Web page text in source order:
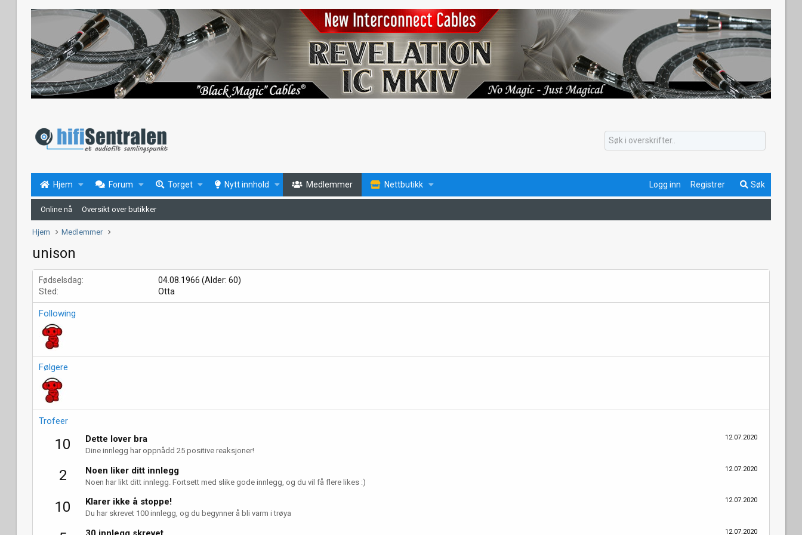
Hjem Forum Torget Nytt innhold Medlemmer Nettbutikk Logg inn Registrer Søk
Online nå Oversikt over butikker
Hjem Medlemmer
unison
Fødselsdag
04.08.1966 (Alder: 60)
Sted
Otta
Following
Følgere
Trofeer
10 12.07.2020
Dette lover bra
Dine innlegg har oppnådd 25 positive reaksjoner!
2 12.07.2020
Noen liker ditt innlegg
Noen har likt ditt innlegg. Fortsett med slike gode innlegg, og du vil få flere likes :)
10 12.07.2020
Klarer ikke å stoppe!
Du har skrevet 100 innlegg, og du begynner å bli varm i trøya
12.07.2020